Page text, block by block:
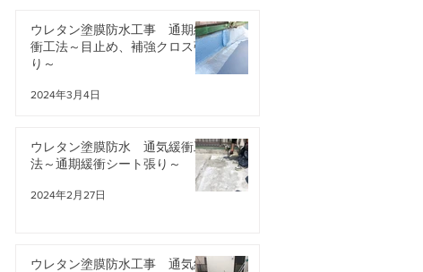
ウレタン塗膜防水工事 通期緩
衝工法～目止め、補強クロス張
り～
2024年3月4日
ウレタン塗膜防水 通気緩衝工
法～通期緩衝シート張り～
2024年2月27日
ウレタン塗膜防水工事 通気緩